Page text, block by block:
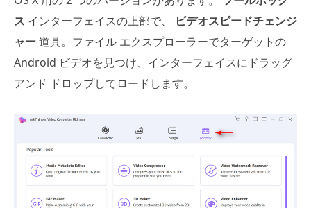
ス インターフェイスの上部で、
ビデオスピードチェンジ
ャー道具。ファイル エクスプローラーでターゲットの
Android ビデオを見つけ、インターフェイスにドラッグ
アンド ドロップしてロードします。